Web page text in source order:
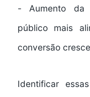
- Aumento
público mais
conversão
Identificar